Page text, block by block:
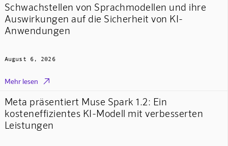
Schwachstellen von Sprachmodellen und ihre
Auswirkungen auf die Sicherheit von KI-
Anwendungen
August 6, 2026
Mehr lesen 
Meta präsentiert Muse Spark 1.2: Ein
kosteneffizientes KI-Modell mit verbesserten
Leistungen